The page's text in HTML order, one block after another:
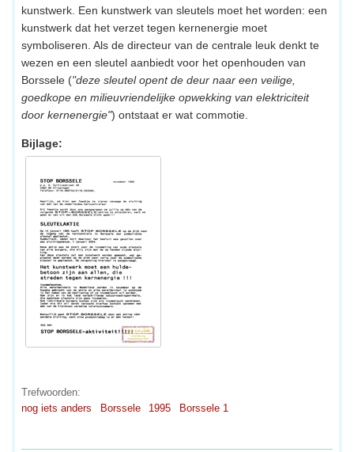
kunstwerk. Een kunstwerk van sleutels moet het worden: een
kunstwerk dat het verzet tegen kernenergie moet
symboliseren. Als de directeur van de centrale leuk denkt te
wezen en een sleutel aanbiedt voor het openhouden van
Borssele ("deze sleutel opent de deur naar een veilige,
goedkope en milieuvriendelijke opwekking van elektriciteit
door kernenergie") ontstaat er wat commotie.
Bijlage:
Trefwoorden:
nog iets anders
Borssele 1995 Borssele 1